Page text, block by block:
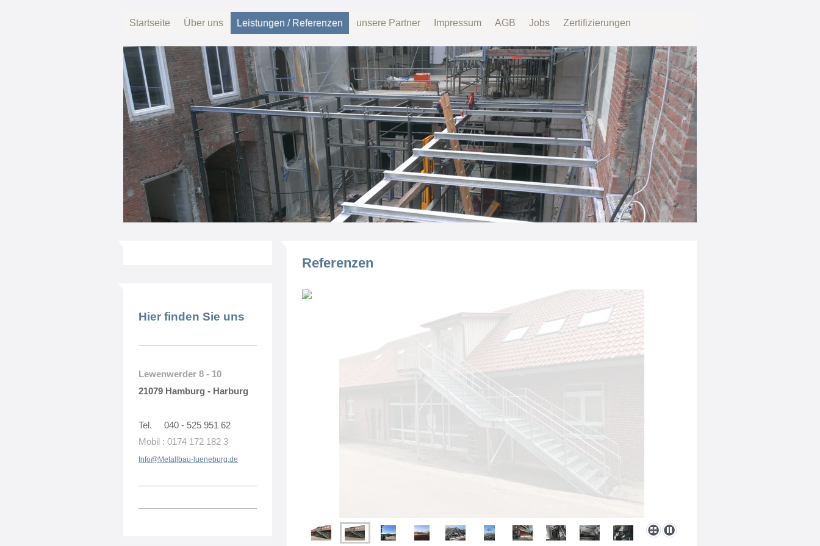
Startseite Über uns Leistungen / Referenzen unsere Partner Impressum AGB Jobs Zertifizierungen
Referenzen
Hier finden Sie uns
Lewenwerder 8 - 10
21079 Hamburg - Harburg
Tel. 040 - 525 951 62
Mobil : 0174 172 182 3
Info@Metallbau-lueneburg.de